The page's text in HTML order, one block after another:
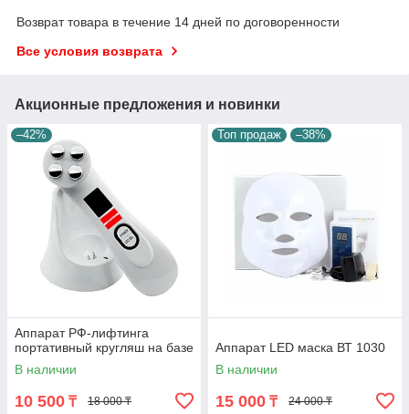
Возврат товара в течение 14 дней по договоренности
Все условия возврата
Акционные предложения и новинки
–42%
Аппарат РФ-лифтинга
портативный кругляш на базе
В наличии
10 500 ₸ 18 000 ₸
Топ продаж –38%
Аппарат LED маска ВТ 1030
В наличии
15 000 ₸ 24 000 ₸